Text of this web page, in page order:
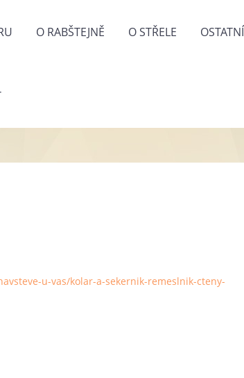
O RABŠTEJNĚ O STŘELE OSTATNÍ
u-vas/kolar-a-sekernik-remeslnik-cteny-